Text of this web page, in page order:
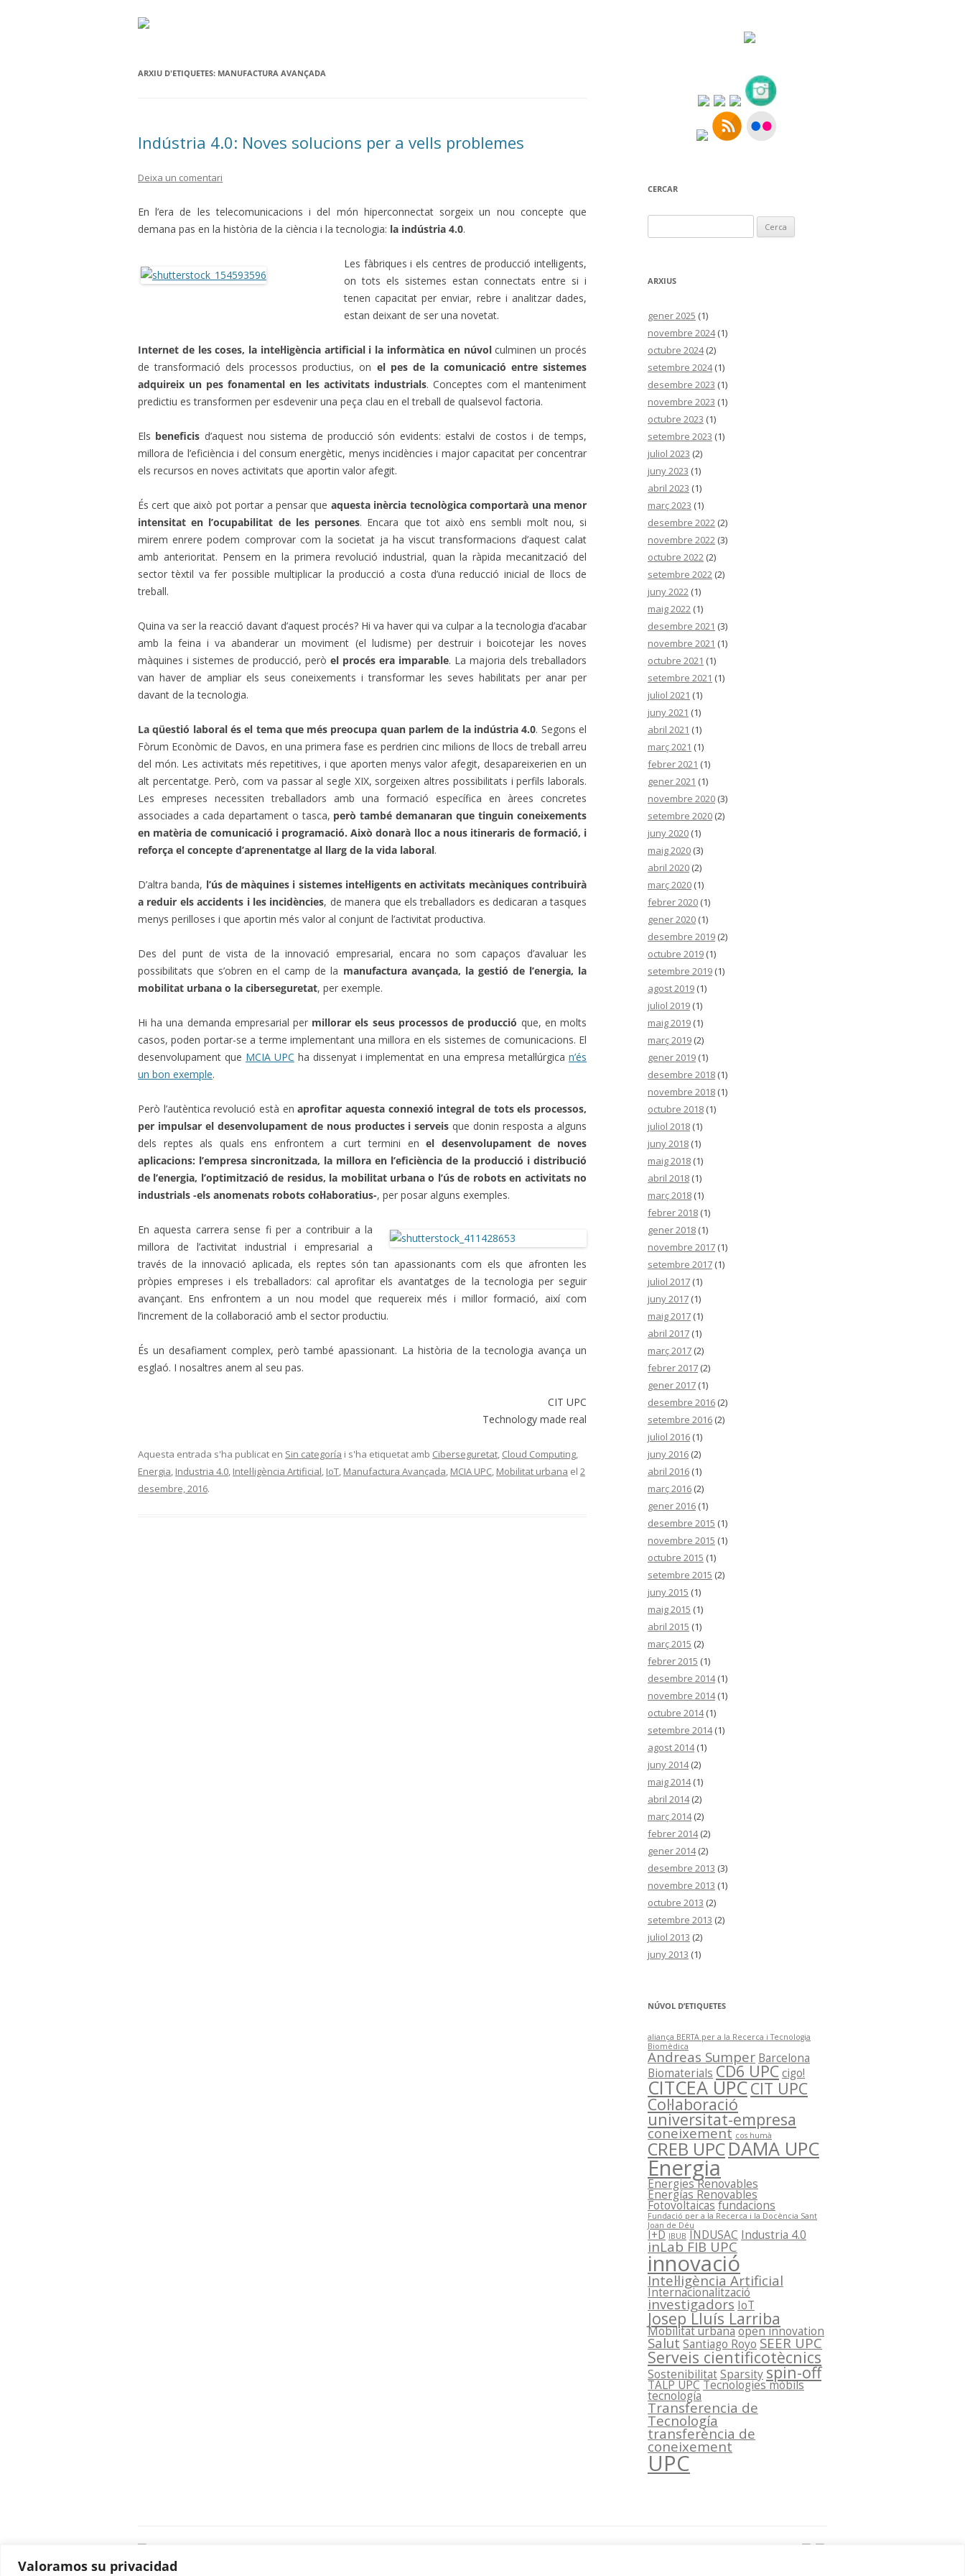
Valoramos su privacidad
ARXIU D'ETIQUETES: MANUFACTURA AVANÇADA
Indústria 4.0: Noves solucions per a vells problemes
Deixa un comentari
En l’era de les telecomunicacions i del món hiperconnectat sorgeix un nou concepte que
demana pas en la història de la ciència i la tecnologia: la indústria 4.0.
Les fàbriques i els centres de producció intel·ligents,
on tots els sistemes estan connectats entre si i
tenen capacitat per enviar, rebre i analitzar dades,
estan deixant de ser una novetat.
Internet de les coses, la intel·ligència artificial i la informàtica en núvolculminen un procés
de transformació dels processos productius, on el pes de la comunicació entre sistemes
adquireix un pes fonamental en les activitats industrials. Conceptes com el manteniment
predictiu es transformen per esdevenir una peça clau en el treball de qualsevol factoria.
Els beneficis d’aquest nou sistema de producció són evidents: estalvi de costos i de temps,
millora de l’eficiència i del consum energètic, menys incidències i major capacitat per concentrar
els recursos en noves activitats que aportin valor afegit.
És cert que això pot portar a pensar que aquesta inèrcia tecnològica comportarà una menor
intensitat en l’ocupabilitat de les persones. Encara que tot això ens sembli molt nou, si
mirem enrere podem comprovar com la societat ja ha viscut transformacions d’aquest calat
amb anterioritat. Pensem en la primera revolució industrial, quan la ràpida mecanització del
sector tèxtil va fer possible multiplicar la producció a costa d’una reducció inicial de llocs de
treball.
Quina va ser la reacció davant d’aquest procés? Hi va haver qui va culpar a la tecnologia d’acabar
amb la feina i va abanderar un moviment (el ludisme) per destruir i boicotejar les noves
màquines i sistemes de producció, però el procés era imparable. La majoria dels treballadors
van haver de ampliar els seus coneixements i transformar les seves habilitats per anar per
davant de la tecnologia.
La qüestió laboral és el tema que més preocupa quan parlem de la indústria 4.0. Segons el
Fòrum Econòmic de Davos, en una primera fase es perdrien cinc milions de llocs de treball arreu
del món. Les activitats més repetitives, i que aporten menys valor afegit, desapareixerien en un
alt percentatge. Però, com va passar al segle XIX, sorgeixen altres possibilitats i perfils laborals.
Les empreses necessiten treballadors amb una formació específica en àrees concretes
associades a cada departament o tasca, però també demanaran que tinguin coneixements
en matèria de comunicació i programació. Això donarà lloc a nous itineraris de formació, i
reforça el concepte d’aprenentatge al llarg de la vida laboral.
D’altra banda, l’ús de màquines i sistemes intel·ligents en activitats mecàniques contribuirà
a reduir els accidents i les incidències, de manera que els treballadors es dedicaran a tasques
menys perilloses i que aportin més valor al conjunt de l’activitat productiva.
Des del punt de vista de la innovació empresarial, encara no som capaços d’avaluar les
possibilitats que s’obren en el camp de la manufactura avançada, la gestió de l’energia, la
mobilitat urbana o la ciberseguretat, per exemple.
Hi ha una demanda empresarial per millorar els seus processos de producció que, en molts
casos, poden portar-se a terme implementant una millora en els sistemes de comunicacions. El
desenvolupament que MCIA UPC ha dissenyat i implementat en una empresa metal·lúrgican’és
un bon exemple.
Però l’autèntica revolució està enaprofitar aquesta connexió integral de tots els processos,
per impulsar el desenvolupament de nous productes i serveis que donin resposta a alguns
dels reptes als quals ens enfrontem a curt termini enel desenvolupament de noves
aplicacions: l’empresa sincronitzada, la millora en l’eficiència de la producció i distribució
de l’energia, l’optimització de residus, la mobilitat urbana o l’ús de robots en activitats no
industrials -els anomenats robots col·laboratius-, per posar alguns exemples.
En aquesta carrera sense fi per a contribuir a la
millora de l’activitat industrial i empresarial a
través de la innovació aplicada, els reptes són tan apassionants com els que afronten les
pròpies empreses i els treballadors: cal aprofitar els avantatges de la tecnologia per seguir
avançant. Ens enfrontem a un nou model que requereix més i millor formació, així com
l’increment de la col·laboració amb el sector productiu.
És un desafiament complex, però també apassionant. La història de la tecnologia avança un
esglaó. I nosaltres anem al seu pas.
CIT UPC
Technology made real
Aquesta entrada s'ha publicat en Sin categoría i s'ha etiquetat amb Ciberseguretat, Cloud Computing,
Energia, Industria 4.0, Intel·ligència Artificial, IoT, Manufactura Avançada, MCIA UPC, Mobilitat urbana el 2
desembre, 2016.
CERCAR
ARXIUS
gener 2025 (1)
novembre 2024(1)
octubre 2024(2)
setembre 2024(1)
desembre 2023 (1)
novembre 2023 (1)
octubre 2023 (1)
setembre 2023 (1)
juliol 2023 (2)
juny 2023 (1)
abril 2023 (1)
març 2023 (1)
desembre 2022 (2)
novembre 2022 (3)
octubre 2022 (2)
setembre 2022 (2)
juny 2022 (1)
maig 2022 (1)
desembre 2021 (3)
novembre 2021 (1)
octubre 2021 (1)
setembre 2021 (1)
juliol 2021 (1)
juny 2021 (1)
abril 2021 (1)
març 2021 (1)
febrer 2021 (1)
gener 2021 (1)
novembre 2020 (3)
setembre 2020 (2)
juny 2020 (1)
maig 2020 (3)
abril 2020 (2)
març 2020 (1)
febrer 2020 (1)
gener 2020 (1)
desembre 2019 (2)
octubre 2019 (1)
setembre 2019 (1)
agost 2019 (1)
juliol 2019 (1)
maig 2019 (1)
març 2019 (2)
gener 2019 (1)
desembre 2018 (1)
novembre 2018 (1)
octubre 2018 (1)
juliol 2018 (1)
juny 2018 (1)
maig 2018 (1)
abril 2018 (1)
març 2018 (1)
febrer 2018 (1)
gener 2018 (1)
novembre 2017 (1)
setembre 2017 (1)
juliol 2017 (1)
juny 2017 (1)
maig 2017 (1)
abril 2017 (1)
març 2017 (2)
febrer 2017 (2)
gener 2017 (1)
desembre 2016 (2)
setembre 2016 (2)
juliol 2016 (1)
juny 2016 (2)
abril 2016 (1)
març 2016 (2)
gener 2016 (1)
desembre 2015 (1)
novembre 2015 (1)
octubre 2015 (1)
setembre 2015 (2)
juny 2015 (1)
maig 2015 (1)
abril 2015 (1)
març 2015 (2)
febrer 2015 (1)
desembre 2014(1)
novembre 2014(1)
octubre 2014(1)
setembre 2014(1)
agost 2014(1)
juny 2014(2)
maig 2014(1)
abril 2014(2)
març 2014(2)
febrer 2014(2)
gener 2014(2)
desembre 2013 (3)
novembre 2013 (1)
octubre 2013 (2)
setembre 2013 (2)
juliol 2013 (2)
juny 2013 (1)
NÚVOL D’ETIQUETES
aliança BERTA per a la Recerca i Tecnologia
Biomèdica
Andreas Sumper Barcelona
Biomaterials CD6 UPCcigo!
CITCEA UPCCIT UPC
Col·laboració
universitat-empresa
coneixement cos humà
CREB UPCDAMA UPC
Energia
Energies Renovables
Energías Renovables
Fotovoltaicasfundacions
Fundació per a la Recerca i la Docència Sant
Joan de Déu
I+D IBUB INDUSAC Industria 4.0
inLab FIB UPC
innovació
Intel·ligència Artificial
Internacionalització
investigadors IoT
Josep Lluís Larriba
Mobilitat urbanaopen innovation
SalutSantiago Royo SEER UPC
Serveis cientificotècnics
SostenibilitatSparsityspin-off
TALP UPCTecnologies mòbils
tecnología
Transferencia de
Tecnología
transferència de
coneixement
UPC